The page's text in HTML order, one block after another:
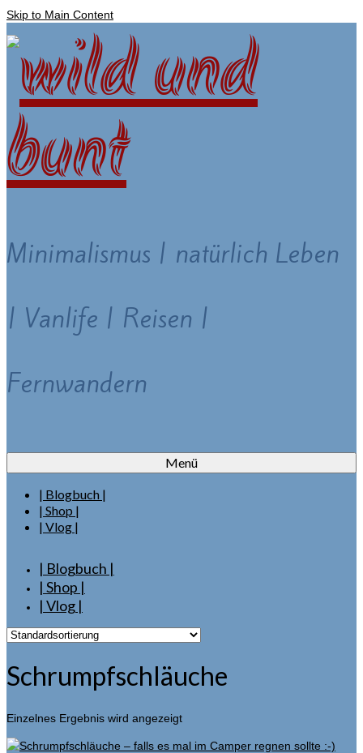
Skip to Main Content
Minimalismus | natürlich Leben
| Vanlife | Reisen |
Fernwandern
Menü
| Blogbuch |
| Shop |
| Vlog |
| Blogbuch |
| Shop |
| Vlog |
Schrumpfschläuche
Einzelnes Ergebnis wird angezeigt